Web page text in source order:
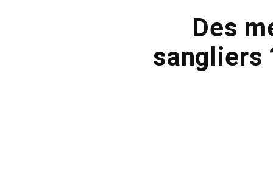
Des
sangliers